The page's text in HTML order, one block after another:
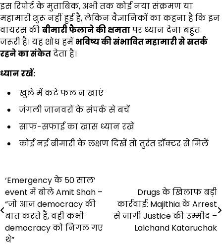
इस रिपोर्ट के मुताबिक, अभी तक कोई नया संक्रमण या
महामारी शुरू नहीं हुई है, लेकिन वैज्ञानिकों का कहना है कि इन
वायरस कीबीमारी फैलाने की क्षमतापर ध्यान देना बहुत
जरूरी है। यह शोध हमें भविष्य की संभावित महामारी से सतर्क
रहने का संकेतदेता है।
ध्यान रखें:
खुले में कटे फल न खाएं
जंगली जानवरों के संपर्क से बचें
साफ-सफाई का खास ध्यान रखें
कोई नई बीमारी के लक्षण दिखें तो तुरंत डॉक्टर से मिलें
Post
navigation
‘Emergency के 50 साल’
event में बोले Amit Shah –
“जो आज democracy की
बात करते हैं, वही कभी
democracy को निगल गए
थे”
Drugs के खिलाफ बड़ी
कार्रवाई: Majithia के Arrest
से जागी Justice की उम्मीद –
Lalchand Kataruchak